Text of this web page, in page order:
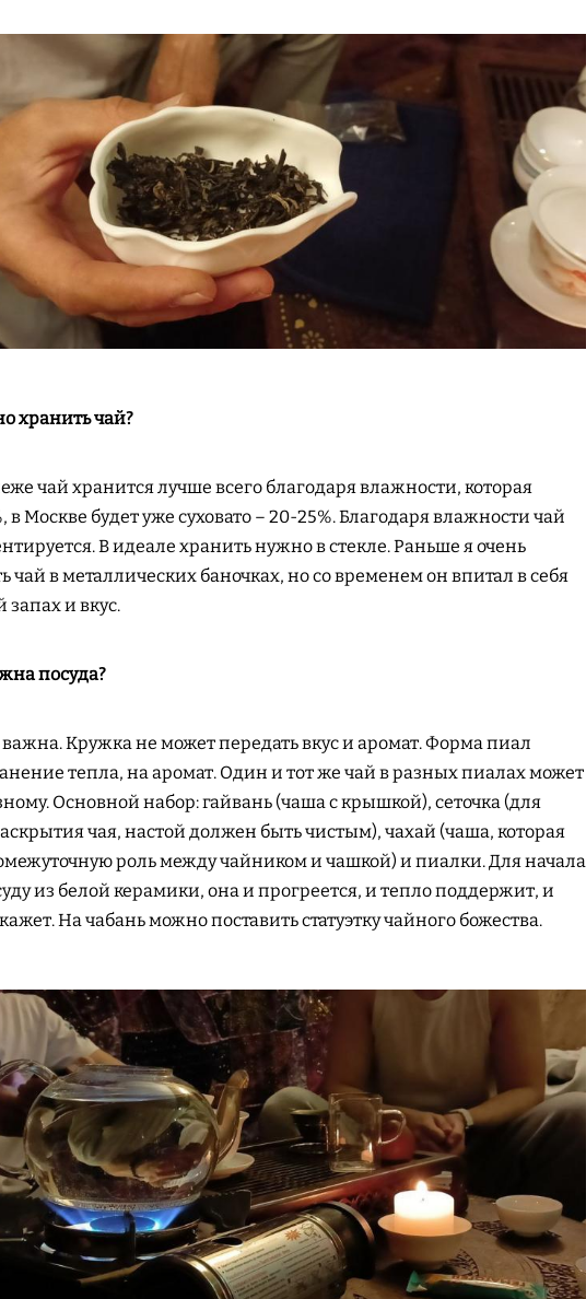
хранить чай?
чай хранится лучше всего благодаря влажности, которая
в Москве будет уже суховато – 20-25%. Благодаря влажности чай
В идеале хранить нужно в стекле. Раньше я очень
чай в металлических баночках, но со временем он впитал в себя
и вкус.
посуда?
важна. Кружка не может передать вкус и аромат. Форма пиал
тепла, на аромат. Один и тот же чай в разных пиалах может
Основной набор: гайвань (чаша с крышкой), сеточка (для
чая, настой должен быть чистым), чахай (чаша, которая
роль между чайником и чашкой) и пиалки. Для начала
из белой керамики, она и прогреется, и тепло поддержит, и
На чабань можно поставить статуэтку чайного божества.